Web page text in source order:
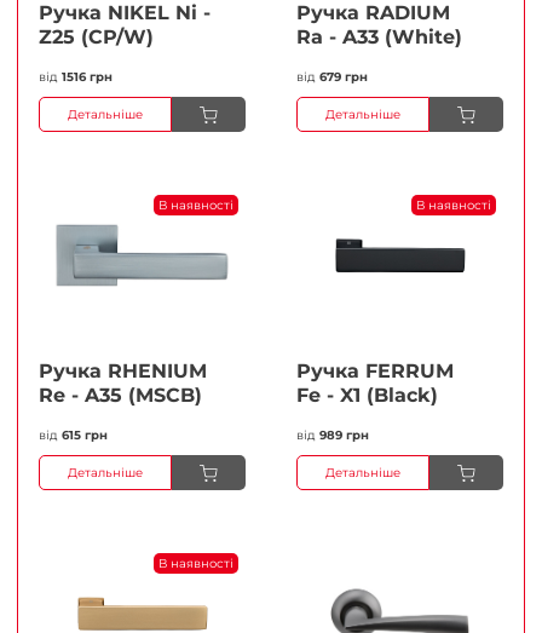
Ручка NIKEL Ni -
Z25 (CP/W)
від 1516 грн
Детальніше
Ручка RADIUM
Ra - A33 (White)
від 679 грн
Детальніше
В наявності
Ручка RHENIUM
Re - A35 (MSCB)
від 615 грн
Детальніше
В наявності
Ручка FERRUМ
Fe - X1 (Black)
від 989 грн
Детальніше
В наявності